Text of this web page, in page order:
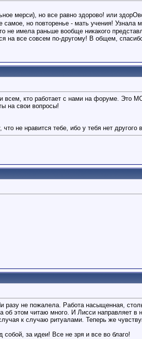
мерси), но все равно здорово! или
но повторенье - мать учения! Узнала
не имела раньше вообще никакого
на все совсем по-другому! В общем,
всем, кто работает с нами на форуме.
на свои вопросы!
не нравится тебе, ибо у тебя нет другого
не пожалела. Работа насыщенная,
этом читаю много. И Лисси направляет в
к случаю ритуалами. Теперь же
собой, за идеи! Все не зря и все во благо!